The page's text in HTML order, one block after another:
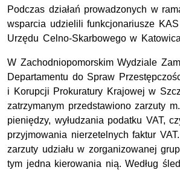
Podczas działań prowadzonych w
wsparcia udzielili funkcjonariusze
Urzędu Celno-Skarbowego w
W Zachodniopomorskim Wydziale
Departamentu do Spraw
i Korupcji Prokuratury Krajowej w
zatrzymanym przedstawiono zarzuty
pieniędzy, wyłudzania podatku VAT,
przyjmowania nierzetelnych faktur
zarzuty udziału w zorganizowanej
tym jedna kierowania nią. Według